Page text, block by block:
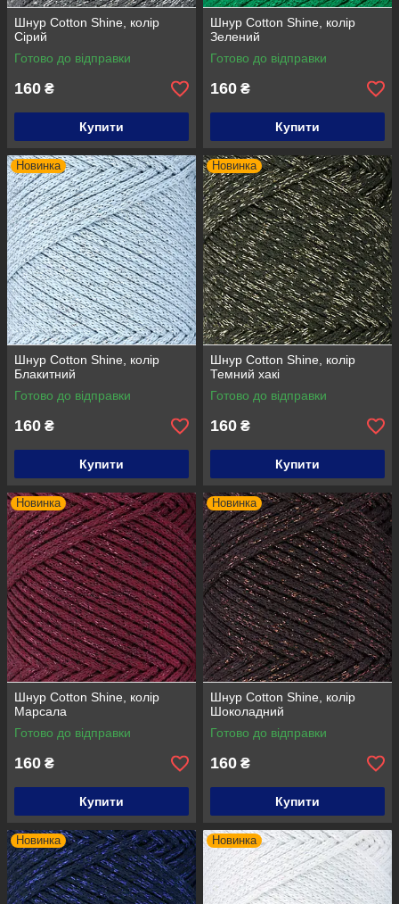
Шнур Cotton Shine, колір
Сірий
Готово до відправки
160 ₴
Купити
Шнур Cotton Shine, колір
Зелений
Готово до відправки
160 ₴
Купити
Новинка
Шнур Cotton Shine, колір
Блакитний
Готово до відправки
160 ₴
Купити
Новинка
Шнур Cotton Shine, колір
Темний хакі
Готово до відправки
160 ₴
Купити
Новинка
Шнур Cotton Shine, колір
Марсала
Готово до відправки
160 ₴
Купити
Новинка
Шнур Cotton Shine, колір
Шоколадний
Готово до відправки
160 ₴
Купити
Новинка Новинка